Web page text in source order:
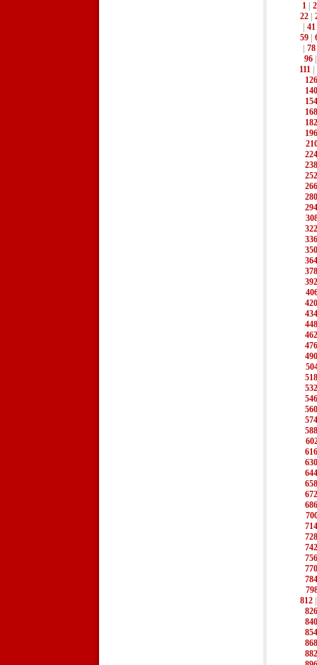
1
2
22|
41
59|
78
96
111|
126
140
154
168
182
196
224
238
252
266
280
294
322
336
350
364
378
392
420
434
448
462
476
490
518
532
546
560
574
588
616
630
644
658
672
686
714
728
742
756
770
784
812
826
840
854
868
882